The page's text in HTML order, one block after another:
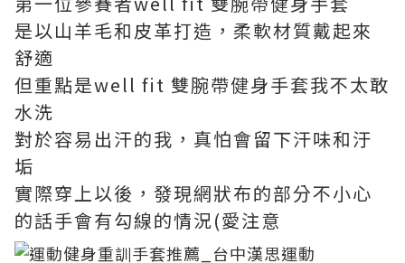
是以山羊毛和皮革打造，柔軟材質戴起來
舒適
但重點是well fit 雙腕帶健身手套我不太敢
水洗
對於容易出汗的我，真怕會留下汗味和汙
垢
實際穿上以後，發現網狀布的部分不小心
的話手會有勾線的情況(愛注意